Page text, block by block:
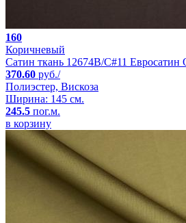
160
Коричневый
Сатин ткань 12674B/C#11
370.60 руб./
Полиэстер, Вискоза
Ширина: 145 см.
245.5 пог.м.
в корзину